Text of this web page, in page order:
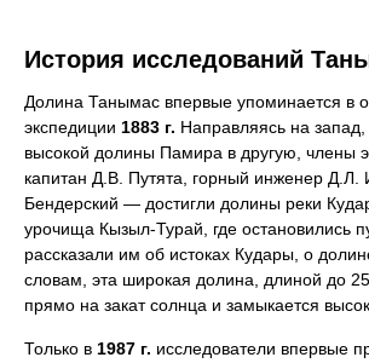
История исследований
Долина Танымас впервые упоминается в
экспедиции 1883 г. Направляясь на
высокой долины Памира в другую, члены
капитан Д.В. Путята, горный инженер Д.Л.
Бендерский — достигли долины реки
урочища Кызыл-Турай, где остановились
рассказали им об истоках Кудары, о
словам, эта широкая долина, длиной до 25
прямо на закат солнца и замыкается
Только в 1987 г. исследователи впервые